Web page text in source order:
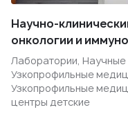
Научно-
онкологии и
Лаборатории,
Узкопрофильные
Узкопрофильные
центры детские